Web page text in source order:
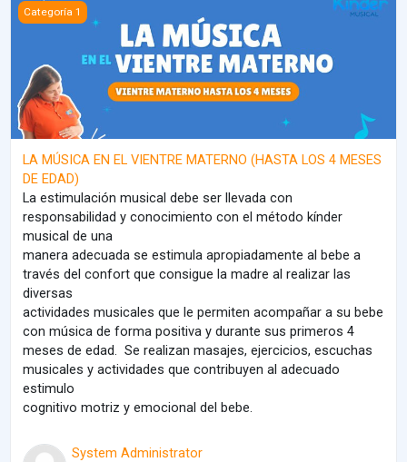
LA MÚSICA EN EL VIENTRE MATERNO (HASTA LOS 4 MESES DE
Categoría 1
LA MÚSICA EN EL VIENTRE MATERNO (HASTA LOS 4 MESES
DE EDAD)
La estimulación musical debe ser llevada con
responsabilidad y conocimiento con el método kínder
musical de una
manera adecuada se estimula apropiadamente al bebe a
través del confort que consigue la madre al realizar las
diversas
actividades musicales que le permiten acompañar a su bebe
con música de forma positiva y durante sus primeros 4
meses de edad. Se realizan masajes, ejercicios, escuchas
musicales y actividades que contribuyen al adecuado
estimulo
cognitivo motriz y emocional del bebe.
System Administrator